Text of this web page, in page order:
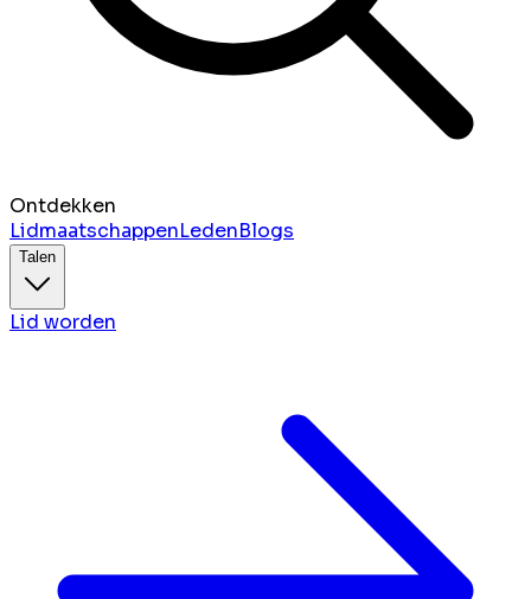
Ontdekken
LidmaatschappenLedenBlogs
Talen
Lid worden